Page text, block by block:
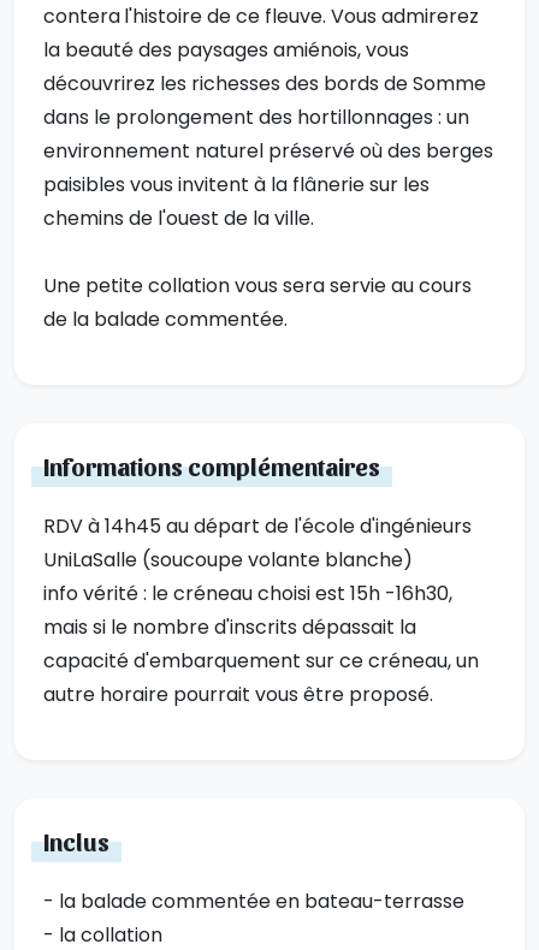
conteral'histoire de ce fleuve. Vous admirerez
la beauté des paysages amiénois, vous
découvrirez les richesses des bords de Somme
dans le prolongement des hortillonnages : un
environnement naturel préservé où des berges
paisibles vous invitent à la flânerie sur les
chemins de l'ouest de la ville.
Une petite collation vous sera servie au cours
de la balade commentée.
Informations complémentaires
RDV à 14h45 au départ de l'école d'ingénieurs
UniLaSalle (soucoupe volante blanche)
info vérité : le créneau choisi est 15h -16h30,
mais si le nombre d'inscrits dépassait la
capacité d'embarquement sur ce créneau, un
autre horaire pourrait vous être proposé.
Inclus
- la balade commentée en bateau-terrasse
- la collation